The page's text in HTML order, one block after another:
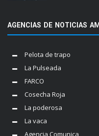
AGENCIAS DE NOTICIAS
Pelota de trapo
La Pulseada
FARCO
Cosecha Roja
La poderosa
La vaca